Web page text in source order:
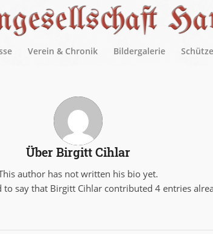
Verein & Chronik Bildergalerie
ÜberBirgitt Cihlar
author has not written his bio yet.
to say that Birgitt Cihlarcontributed 4 entries